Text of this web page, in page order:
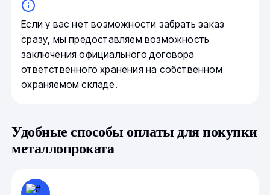
Если у вас нет возможности забрать заказ
сразу, мы предоставляем возможность
заключения официального договора
ответственного хранения на собственном
охраняемом складе.
Удобные способы оплаты для покупки
металлопроката